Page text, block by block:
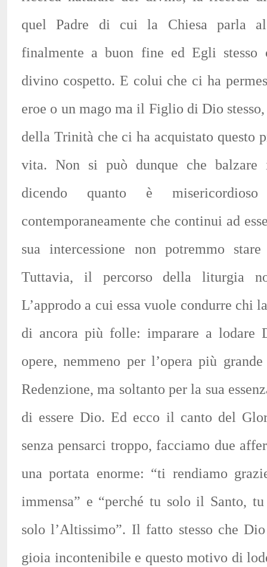
quel Padre di cui la Chiesa parla
finalmente a buon fine ed Egli stesso
divino cospetto. E colui che ci ha
eroe o un mago ma il Figlio di Dio stesso,
della Trinità che ci ha acquistato questo
vita. Non si può dunque che
dicendo quanto è
contemporaneamente che continui ad
sua intercessione non potremmo
Tuttavia, il percorso della liturgia
L’approdo a cui essa vuole condurre chi
di ancora più folle: imparare a lodare
opere, nemmeno per l’opera più
Redenzione, ma soltanto per la sua
di essere Dio. Ed ecco il canto del
senza pensarci troppo, facciamo due
una portata enorme: “ti rendiamo
immensa” e “perché tu solo il Santo,
solo l’Altissimo”. Il fatto stesso che
gioia incontenibile e questo motivo di